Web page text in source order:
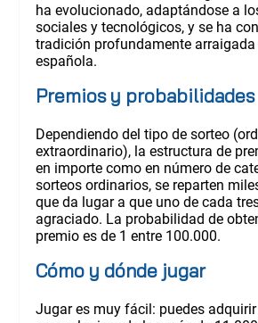
ha evolucionado, adaptándose a
sociales y tecnológicos, y se ha
tradición profundamente
española.
Premios y probabilidades
Dependiendo del tipo de sorteo
extraordinario), la estructura de
en importe como en número de
sorteos ordinarios, se reparten
que da lugar a que uno de cada
agraciado. La probabilidad de
premio es de 1 entre 100.000.
Cómo y dónde jugar
Jugar es muy fácil: puedes